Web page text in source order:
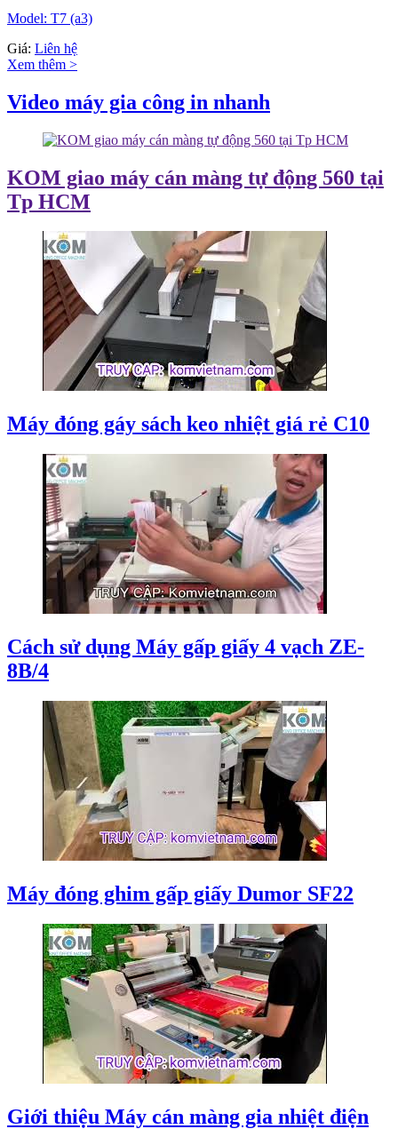
Model: T7 (a3)
Giá: Liên hệ
Xem thêm >
Video máy gia công in nhanh
KOM giao máy cán màng tự động 560 tại
Tp HCM
Máy đóng gáy sách keo nhiệt giá rẻ C10
Cách sử dụng Máy gấp giấy 4 vạch ZE-
8B/4
Máy đóng ghim gấp giấy Dumor SF22
Giới thiệu Máy cán màng gia nhiệt điện